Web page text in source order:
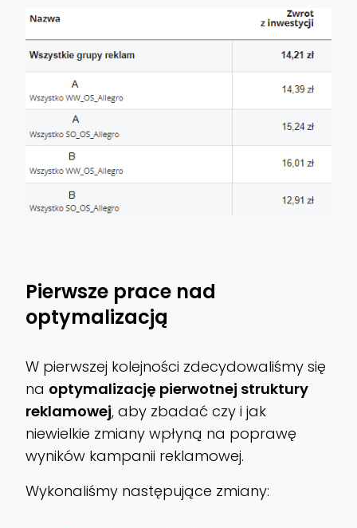
Pierwsze prace nad
optymalizacją
W pierwszej kolejności zdecydowaliśmy się
na optymalizację pierwotnej struktury
reklamowej, aby zbadać czy i jak
niewielkie zmiany wpłyną na poprawę
wyników kampanii reklamowej.
Wykonaliśmy następujące zmiany: